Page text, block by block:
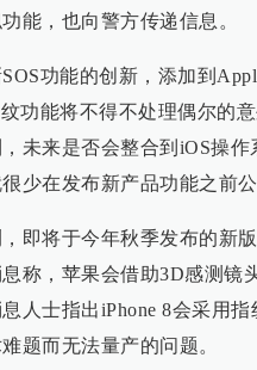
能，也向警方传递信息。
功能的创新，添加到
功能将不得不处理偶尔的
未来是否会整合到iOS操
少在发布新产品功能之前公
即将于今年秋季发布的新
称，苹果会借助3D感测镜
人士指出iPhone 8会采用
题而无法量产的问题。